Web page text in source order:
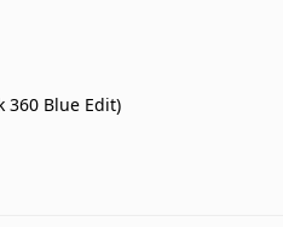
360 Blue Edit)